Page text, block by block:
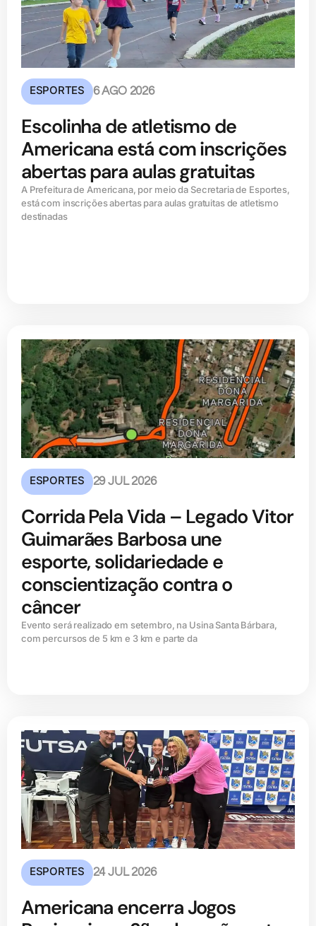
ESPORTES 6 AGO 2026
Escolinha de atletismo de
Americana está com inscrições
abertas para aulas gratuitas
A Prefeitura de Americana, por meio da Secretaria de Esportes,
está com inscrições abertas para aulas gratuitas de atletismo
destinadas
ESPORTES 29 JUL 2026
Corrida Pela Vida – Legado Vitor
Guimarães Barbosa une
esporte, solidariedade e
conscientização contra o
câncer
Evento será realizado em setembro, na Usina Santa Bárbara,
com percursos de 5 km e 3 km e parte da
ESPORTES 24 JUL 2026
Americana encerra Jogos